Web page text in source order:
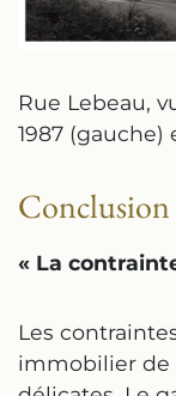
Rue Lebeau,
1987 (gauche)
Conclusion
« La
Les
immobilier de